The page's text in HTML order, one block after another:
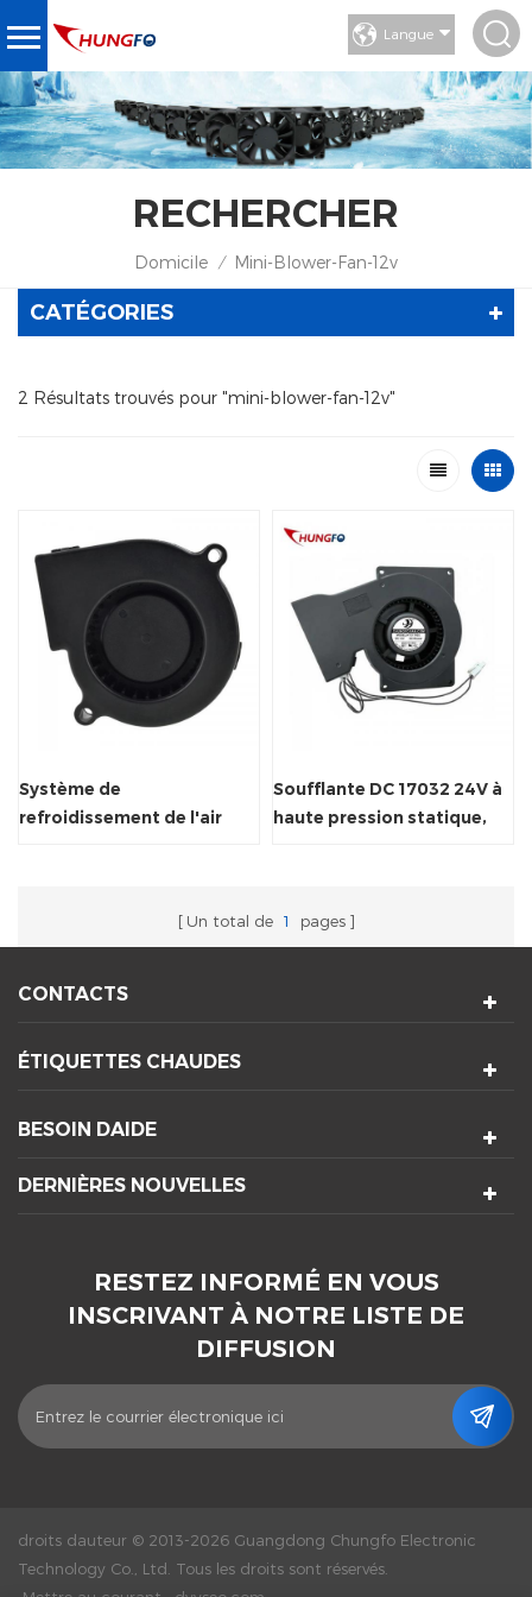
Langue
RECHERCHER
Domicile / Mini-Blower-Fan-12v
CATÉGORIES
2 Résultats trouvés pour "mini-blower-fan-12v"
Système de
refroidissement de l'air
Soufflante DC 17032 24V à
haute pression statique,
Un total de 1 pages
CONTACTS
ÉTIQUETTES CHAUDES
BESOIN DAIDE
DERNIÈRES NOUVELLES
RESTEZ INFORMÉ EN VOUS
INSCRIVANT À NOTRE LISTE DE
DIFFUSION
droits dauteur © 2013-2026 Guangdong Chungfo Electronic
Technology Co., Ltd. Tous les droits sont réservés.